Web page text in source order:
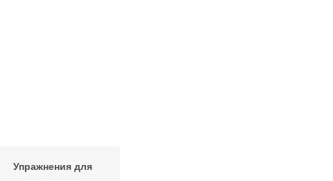
Упражнения для